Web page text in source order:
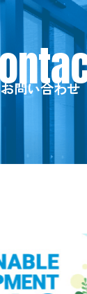
お問い合わせ